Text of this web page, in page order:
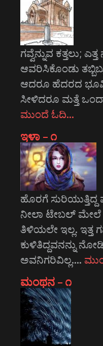
ಗವ್ವೆನ್ನುವ ಕತ್ತಲು;
ಆವರಿಸಿಕೊಂಡು
ಆದರೂ ಹೆದರದ
ಸೀಳಿದರೂ ಮತ್ತೆ
ಮುಂದೆ ಓದಿ…
ಇಳಾ – ೧
ಹೊರಗೆ ಸುರಿಯುತ್ತಿದ್ದ
ನೀಲಾ ಟೇಬಲ್ ಮೇಲೆ
ತಿಳಿಯಲೇ ಇಲ್ಲ. ಇತ್ತ
ಕುಳಿತಿದ್ದವನನ್ನು
ಅವನಿಗರಿವಿಲ್ಲ.…
ಮಂಥನ – ೧